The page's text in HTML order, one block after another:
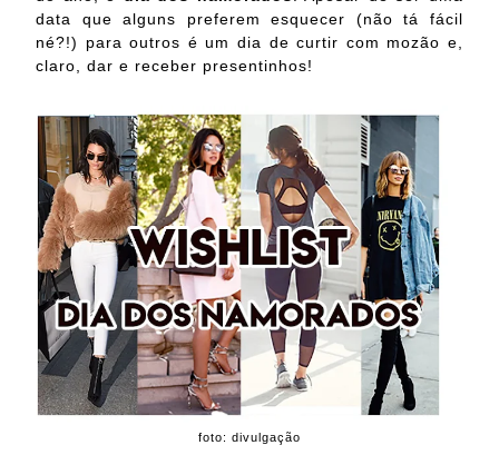
data que alguns preferem esquecer (não tá fácil
né?!) para outros é um dia de curtir com mozão e,
claro, dar e receber presentinhos!
foto: divulgação